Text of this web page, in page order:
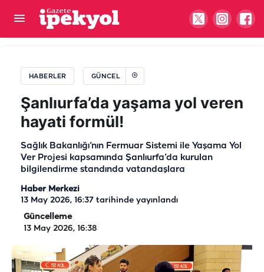
HABERLER GÜNCEL
Şanlıurfa’da yaşama yol veren
hayati formül!
Sağlık Bakanlığı’nın Fermuar Sistemi ile Yaşama Yol
Ver Projesi kapsamında Şanlıurfa’da kurulan
bilgilendirme standında vatandaşlara
Haber Merkezi
13 May 2026, 16:37 tarihinde yayınlandı
Güncelleme
13 May 2026, 16:38
Urfa’da polis ve spor akademisi hayali olanlar